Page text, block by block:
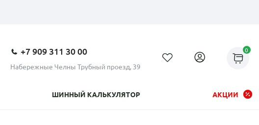
+7 909 311 30 00
Набережные Челны Трубный проезд, 39
0
ШИННЫЙ КАЛЬКУЛЯТОР АКЦИИ